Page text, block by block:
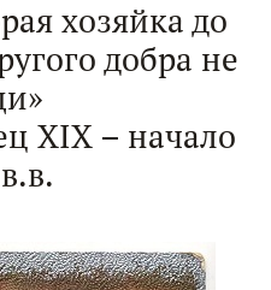
хозяйка до
добра не
XIX – начало